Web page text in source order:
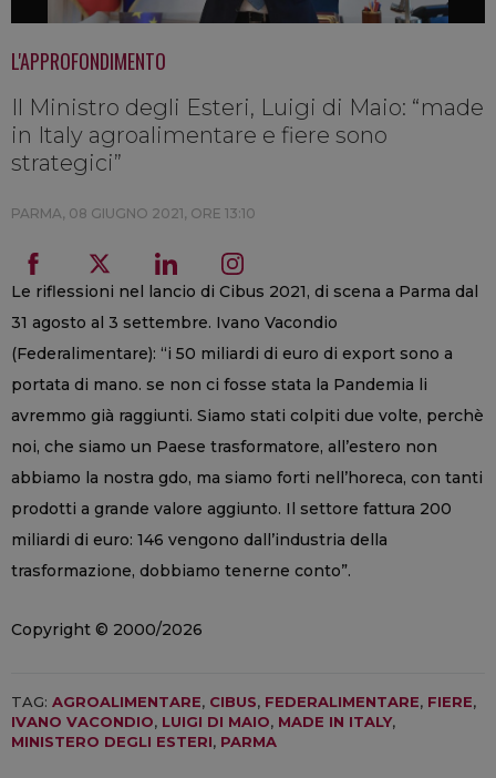
L'APPROFONDIMENTO
Il Ministro degli Esteri, Luigi di Maio: “made
in Italy agroalimentare e fiere sono
strategici”
PARMA, 08 GIUGNO 2021, ORE 13:10
Le riflessioni nel lancio di Cibus 2021, di scena a Parma dal
31 agosto al 3 settembre. Ivano Vacondio
(Federalimentare): “i 50 miliardi di euro di export sono a
portata di mano. se non ci fosse stata la Pandemia li
avremmo già raggiunti. Siamo stati colpiti due volte, perchè
noi, che siamo un Paese trasformatore, all’estero non
abbiamo la nostra gdo, ma siamo forti nell’horeca, con tanti
prodotti a grande valore aggiunto. Il settore fattura 200
miliardi di euro: 146 vengono dall’industria della
trasformazione, dobbiamo tenerne conto”.
Copyright © 2000/2026
TAG: AGROALIMENTARE, CIBUS, FEDERALIMENTARE, FIERE,
IVANO VACONDIO, LUIGI DI MAIO, MADE IN ITALY,
MINISTERO DEGLI ESTERI, PARMA